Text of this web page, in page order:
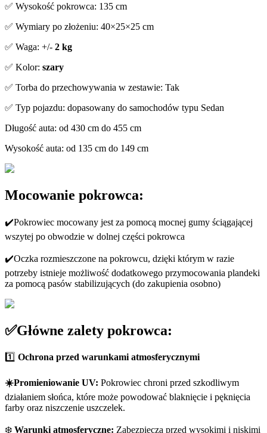
✅ Wysokość pokrowca: 135 cm
✅ Wymiary po złożeniu: 40×25×25 cm
✅ Waga: +/- 2 kg
✅ Kolor: szary
✅ Torba do przechowywania w zestawie: Tak
✅ Typ pojazdu: dopasowany do samochodów typu Sedan
Długość auta: od 430 cm do 455 cm
Wysokość auta: od 135 cm do 149 cm
Mocowanie pokrowca:
✔️Pokrowiec mocowany jest za pomocą mocnej gumy ściągającej
wszytej po obwodzie w dolnej części pokrowca
✔️Oczka rozmieszczone na pokrowcu, dzięki którym w razie
potrzeby istnieje możliwość dodatkowego przymocowania plandeki
za pomocą pasów stabilizujących (do zakupienia osobno)
✅Główne zalety pokrowca:
1️⃣ Ochrona przed warunkami atmosferycznymi️
☀️Promieniowanie UV: Pokrowiec chroni przed szkodliwym
działaniem słońca, które może powodować blaknięcie i pęknięcia
farby oraz niszczenie uszczelek.
❄️ Warunki atmosferyczne: Zabezpiecza przed wysokimi i niskimi